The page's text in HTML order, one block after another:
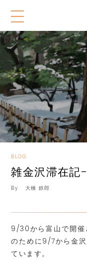
BLOG
雑金沢滞在記-
By 大橋 鉄郎
9/30から富山で開催
のために9/7から金
ています。